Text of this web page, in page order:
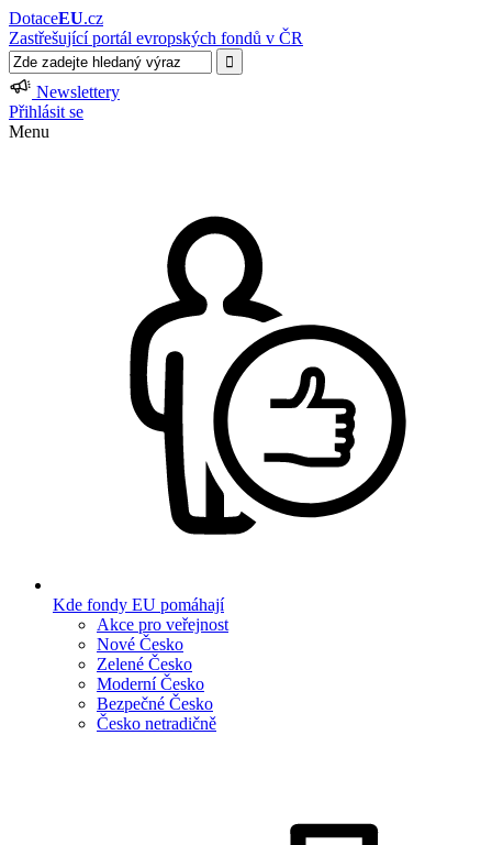
DotaceEU.cz
Zastřešující portál evropských fondů v ČR
Newslettery
Přihlásit se
Menu
Kde fondy EU pomáhají
Akce pro veřejnost
Nové Česko
Zelené Česko
Moderní Česko
Bezpečné Česko
Česko netradičně